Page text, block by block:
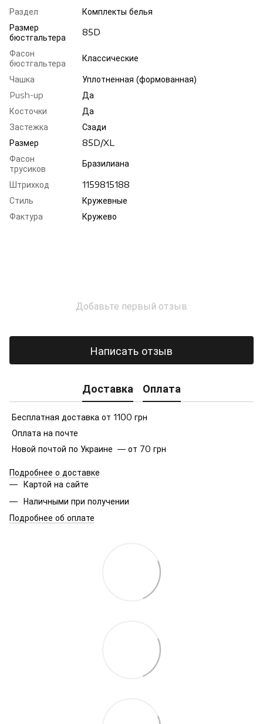
Раздел
Комплекты белья
Размер
бюстгальтера
85D
Фасон
бюстгальтера
Классические
Чашка
Уплотненная (формованная)
Push-up
Да
Косточки
Да
Застежка
Сзади
Размер
85D/XL
Фасон
трусиков
Бразилиана
Штрихкод
1159815188
Стиль
Кружевные
Фактура
Кружево
Добавьте первый отзыв
Написать отзыв
Доставка Оплата
Бесплатная доставка от 1100 грн
Оплата на почте
Новой почтой по Украине — от 70 грн
Подробнее о доставке
Картой на сайте
Наличными при получении
Подробнее об оплате